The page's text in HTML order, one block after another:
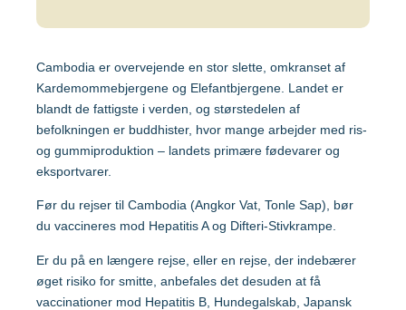
Gravide og børn
Vaccination af gravide
Vaccination af børn
Mere viden om
Mozambique
Myanmar
Nepal
Cambodia er overvejende en stor slette, omkranset af
Kardemommebjergene og Elefantbjergene. Landet er
blandt de fattigste i verden, og størstedelen af
befolkningen er buddhister, hvor mange arbejder med ris-
og gummiproduktion – landets primære fødevarer og
eksportvarer.
Før du rejser til Cambodia (Angkor Vat, Tonle Sap), bør
du vaccineres mod Hepatitis A og Difteri-Stivkrampe.
Er du på en længere rejse, eller en rejse, der indebærer
øget risiko for smitte, anbefales det desuden at få
vaccinationer mod Hepatitis B, Hundegalskab, Japansk